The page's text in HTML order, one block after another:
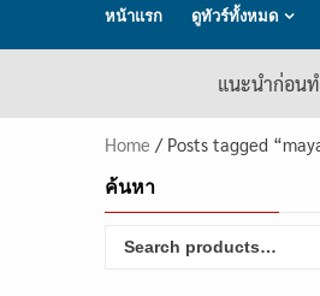
หน้าแรก ดูทัวร์ทั้งหมด
แนะนำก่อน
Home / Posts tagged
ค้นหา